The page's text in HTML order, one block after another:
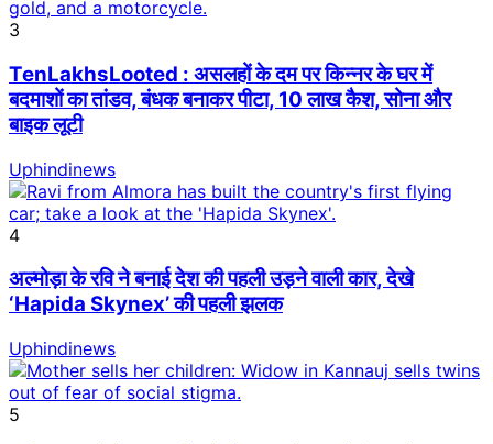
3
TenLakhsLooted : असलहों के दम पर किन्नर के घर में
बदमाशों का तांडव, बंधक बनाकर पीटा, 10 लाख कैश, सोना और
बाइक लूटी
Uphindinews
4
अल्मोड़ा के रवि ने बनाई देश की पहली उड़ने वाली कार, देखे
‘Hapida Skynex’ की पहली झलक
Uphindinews
5